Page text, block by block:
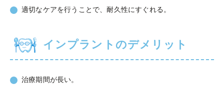
適切なケアを行うことで、耐久性にすぐれる。
インプラントのデメリット
治療期間が長い。